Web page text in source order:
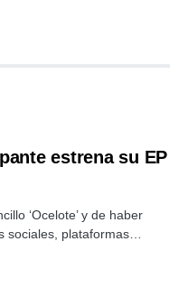
estrena su EP
‘Ocelote’ y de haber
sociales, plataformas…